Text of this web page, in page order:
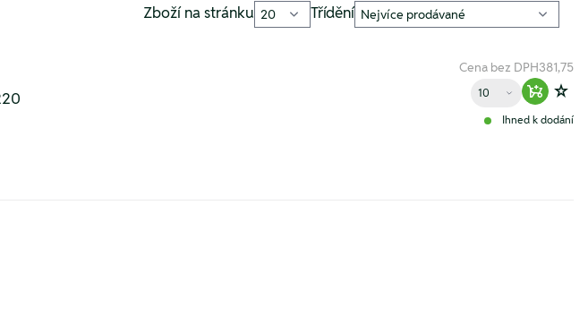
Zboží na stránku Třídění
Cena bez DPH381,75
Množství
Zur
Ihned k dodání